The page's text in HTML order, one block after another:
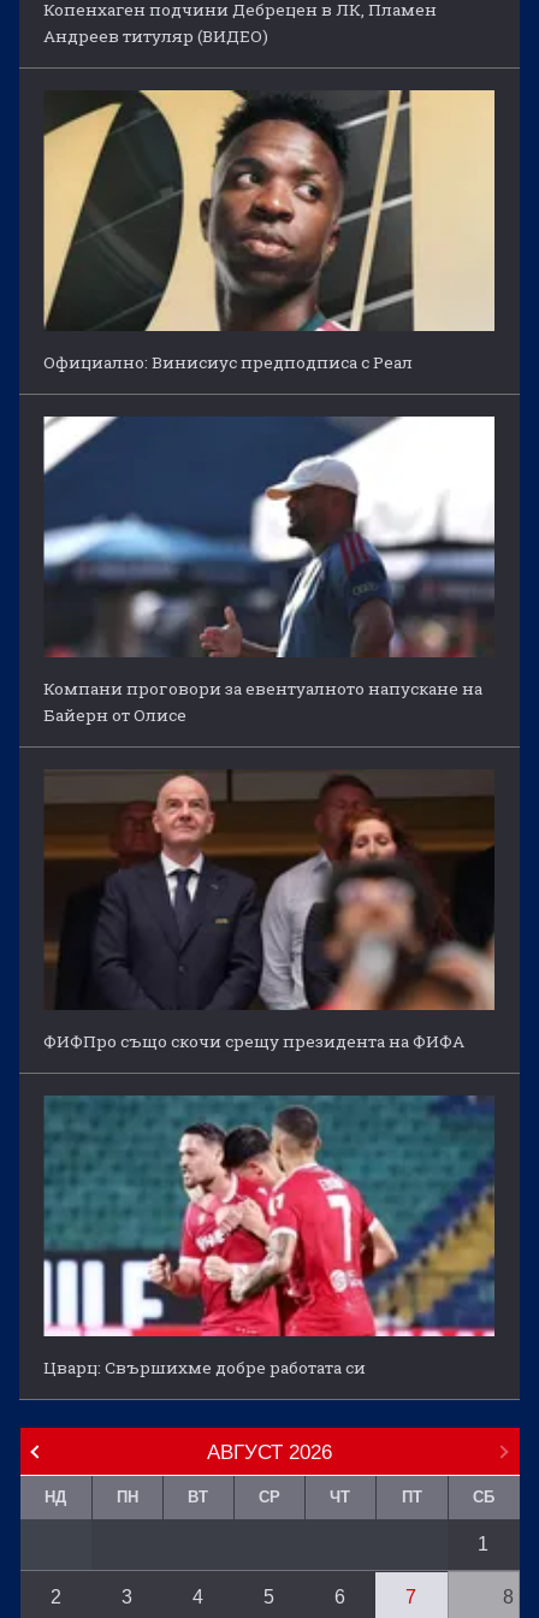
Копенхаген подчини Дебрецен в ЛК, Пламен
Андреев титуляр (ВИДЕО)
Официално: Винисиус предподписа с Реал
Компани проговори за евентуалното напускане на
Байерн от Олисе
ФИФПро също скочи срещу президента на ФИФА
Цварц: Свършихме добре работата си
АВГУСТ 2026
НД ПН ВТ СР ЧТ ПТ СБ
1
2 3 4 5 6 7 8